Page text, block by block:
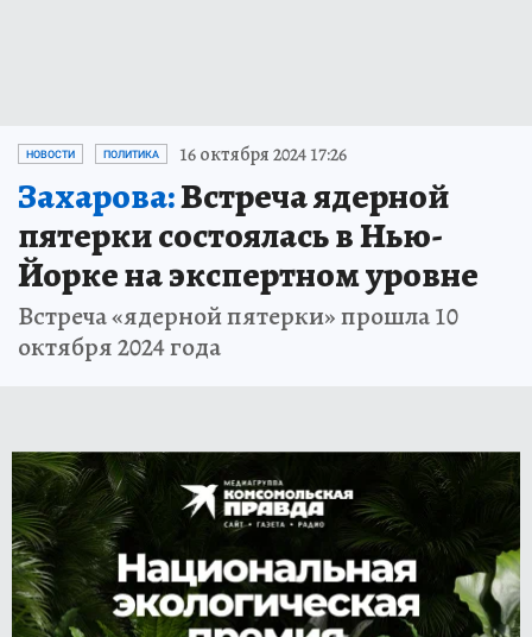
НОВОСТИ ПОЛИТИКА 16 октября 2024 17:26
Захарова:Встреча ядерной
пятерки состоялась в Нью-
Йорке на экспертном уровне
Встреча «ядерной пятерки» прошла 10
октября 2024 года